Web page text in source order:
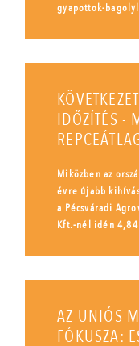
gyapottok-
IDŐZÍTÉS -
Miközben az
évre újabb
a Pécsváradi
Kft.-nél idén
AZ UNIÓS
FÓKUSZA: